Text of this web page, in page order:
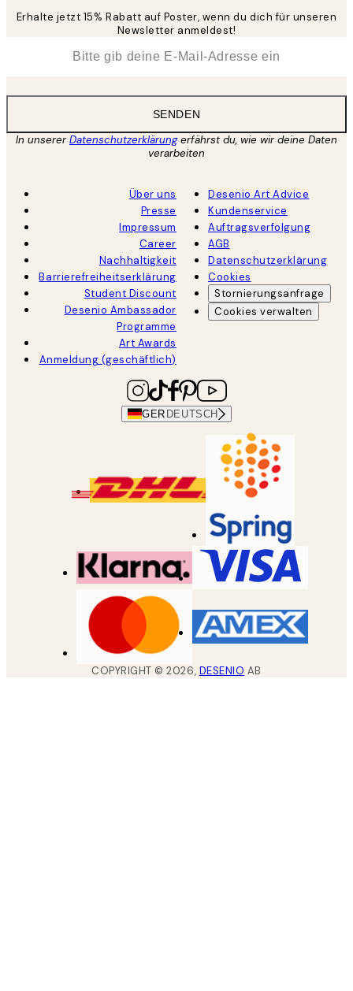
Erhalte jetzt 15% Rabatt auf Poster, wenn du dich für unseren
Newsletter anmeldest!
SENDEN
In unsererDatenschutzerklärungerfährst du, wie wir deine Daten
verarbeiten
Über uns
Presse
Impressum
Career
Nachhaltigkeit
Barrierefreiheitserklärung
Student Discount
Desenio Ambassador
Programme
Art Awards
Anmeldung (geschäftlich)
Desenio Art Advice
Kundenservice
Auftragsverfolgung
AGB
Datenschutzerklärung
Cookies
Stornierungsanfrage
Cookies verwalten
GER DEUTSCH
COPYRIGHT ©2026, DESENIO AB